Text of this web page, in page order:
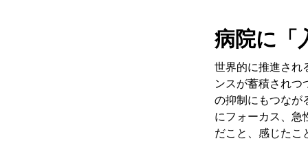
病院に「
世界的に推進され
ンスが蓄積され
の抑制にもつなが
にフォーカス、急
だこと、感じたこ